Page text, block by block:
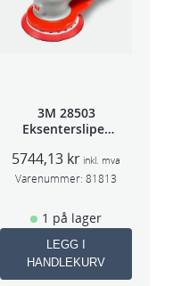
3M 28503
Eksentersliper
5mm slag
75mm
5744,13 kr inkl. mva
Varenummer: 81813
1 på lager
LEGG I
HANDLEKURV